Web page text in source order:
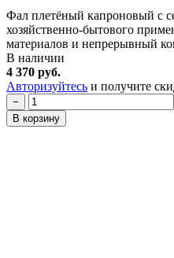
Фал плетёный капроновый с
хозяйственно-бытового
материалов и непрерывный
В наличии
4 370 руб.
Авторизуйтесь и получите
−
В корзину